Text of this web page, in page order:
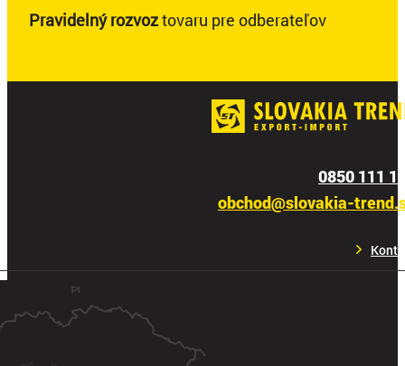
Pravidelný rozvoztovaru pre odberateľov
0850 111
obchod@slovakia-